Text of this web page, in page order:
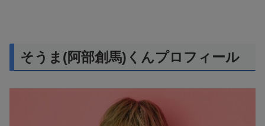
そうま(阿部創馬)くんプロフィール